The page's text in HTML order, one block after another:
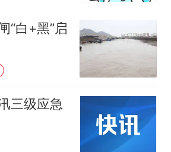
“白+黑”启
三级应急